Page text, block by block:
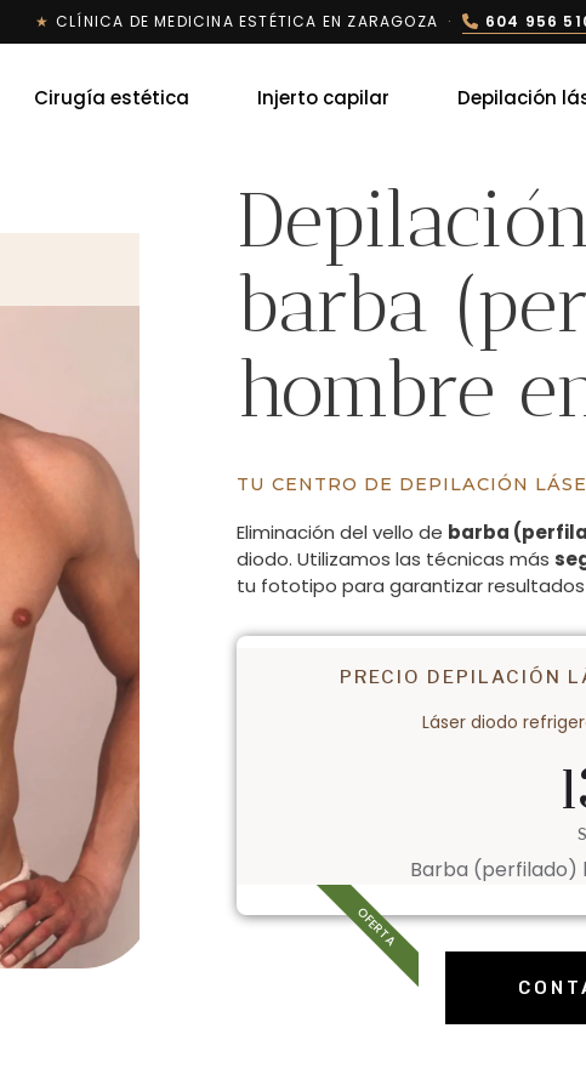
★ CLÍNICA DE MEDICINA ESTÉTICA EN ZARAGOZA · 604 956
Cirugía estética Injerto capilar Depilación
barba
hombre
TU CENTRO DE DEPILACIÓN
Eliminación del vello de barba
diodo. Utilizamos las técnicas más
tu fototipo para garantizar resultados
PRECIO DEPILACIÓN
Láser diodo
Barba (perfilado)
OFERTA